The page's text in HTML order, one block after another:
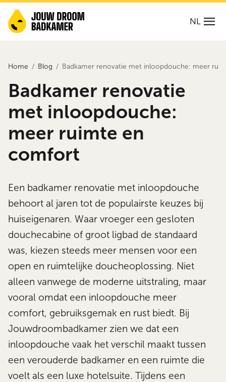
NL
Home Blog Badkamer renovatie met inloopdouche: meer
Badkamer renovatie
met inloopdouche:
meer ruimte en
comfort
Een badkamer renovatie met inloopdouche
behoort al jaren tot de populairste keuzes bij
huiseigenaren. Waar vroeger een gesloten
douchecabine of groot ligbad de standaard
was, kiezen steeds meer mensen voor een
open en ruimtelijke doucheoplossing. Niet
alleen vanwege de moderne uitstraling, maar
vooral omdat een inloopdouche meer
comfort, gebruiksgemak en rust biedt. Bij
Jouwdroombadkamer zien we dat een
inloopdouche vaak het verschil maakt tussen
een verouderde badkamer en een ruimte die
voelt als een luxe hotelsuite. Tijdens een